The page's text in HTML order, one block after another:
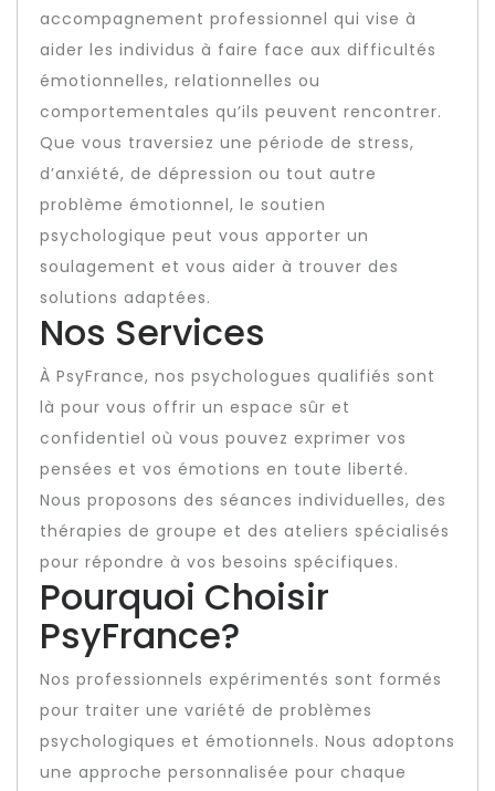
accompagnement professionnel qui vise à
aider les individus à faire face aux difficultés
émotionnelles, relationnelles ou
comportementales qu’ils peuvent rencontrer.
Que vous traversiez une période de stress,
d’anxiété, de dépression ou tout autre
problème émotionnel, le soutien
psychologique peut vous apporter un
soulagement et vous aider à trouver des
solutions adaptées.
Nos Services
À PsyFrance, nos psychologues qualifiés sont
là pour vous offrir un espace sûr et
confidentiel où vous pouvez exprimer vos
pensées et vos émotions en toute liberté.
Nous proposons des séances individuelles, des
thérapies de groupe et des ateliers spécialisés
pour répondre à vos besoins spécifiques.
Pourquoi Choisir
PsyFrance?
Nos professionnels expérimentés sont formés
pour traiter une variété de problèmes
psychologiques et émotionnels. Nous adoptons
une approche personnalisée pour chaque